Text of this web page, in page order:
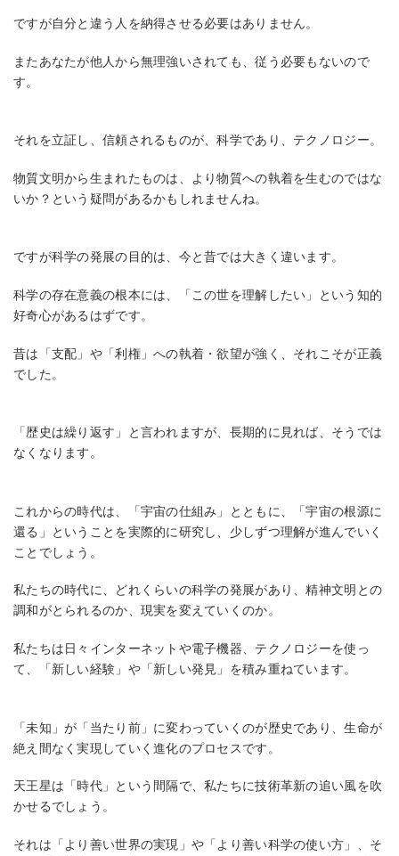
ですが自分と違う人を納得させる必要はありません。
またあなたが他人から無理強いされても、従う必要もないので
す。
それを立証し、信頼されるものが、科学であり、テクノロジー。
物質文明から生まれたものは、より物質への執着を生むのではな
いか？という疑問があるかもしれませんね。
ですが科学の発展の目的は、今と昔では大きく違います。
科学の存在意義の根本には、「この世を理解したい」という知的
好奇心があるはずです。
昔は「支配」や「利権」への執着・欲望が強く、それこそが正義
でした。
「歴史は繰り返す」と言われますが、長期的に見れば、そうでは
なくなります。
これからの時代は、「宇宙の仕組み」とともに、「宇宙の根源に
還る」ということを実際的に研究し、少しずつ理解が進んでいく
ことでしょう。
私たちの時代に、どれくらいの科学の発展があり、精神文明との
調和がとられるのか、現実を変えていくのか。
私たちは日々インターネットや電子機器、テクノロジーを使っ
て、「新しい経験」や「新しい発見」を積み重ねています。
「未知」が「当たり前」に変わっていくのが歴史であり、生命が
絶え間なく実現していく進化のプロセスです。
天王星は「時代」という間隔で、私たちに技術革新の追い風を吹
かせるでしょう。
それは「より善い世界の実現」や「より善い科学の使い方」、そ